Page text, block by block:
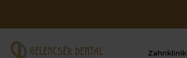
Zahnklinik